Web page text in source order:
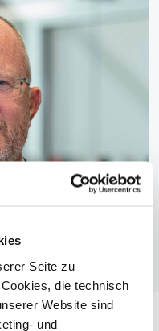
Seite zu
die technisch
Website sind
und